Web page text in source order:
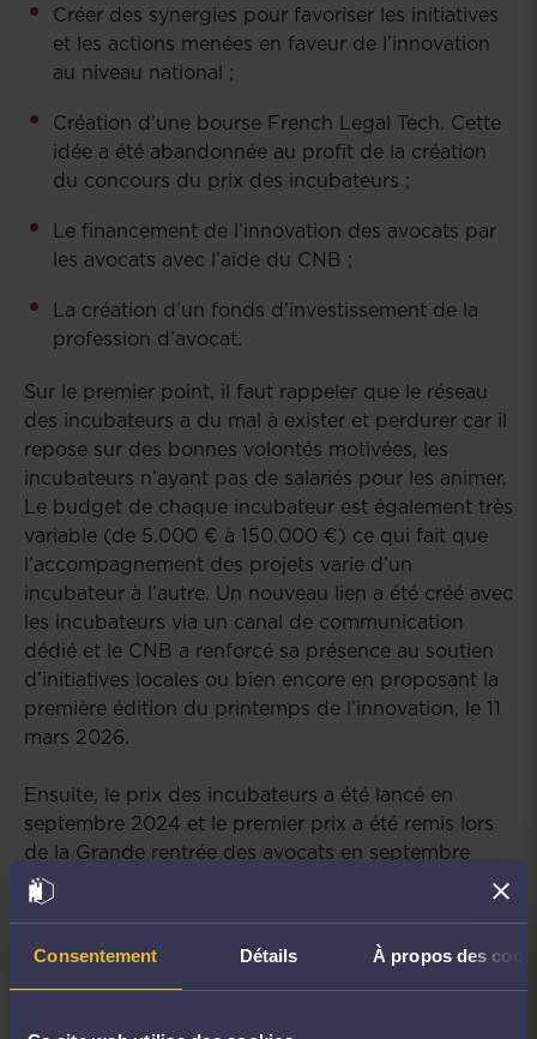
Consentement Détails À propos des
Créer des synergies pour favoriser les initiatives
et les actions menées en faveur de l’innovation
au niveau national ;
Création d’une bourse French Legal Tech. Cette
idée a été abandonnée au profit de la création
du concours du prix des incubateurs ;
Le financement de l’innovation des avocats par
les avocats avec l’aide du CNB ;
La création d’un fonds d’investissement de la
profession d’avocat.
Sur le premier point, il faut rappeler que le réseau
des incubateurs a du mal à exister et perdurer car il
repose sur des bonnes volontés motivées, les
incubateurs n’ayant pas de salariés pour les animer.
Le budget de chaque incubateur est également très
variable (de 5.000 € à 150.000 €) ce qui fait que
l’accompagnement des projets varie d’un
incubateur à l’autre. Un nouveau lien a été créé avec
les incubateurs via un canal de communication
dédié et le CNB a renforcé sa présence au soutien
d’initiatives locales ou bien encore en proposant la
première édition du printemps de l’innovation, le 11
mars 2026.
Ensuite, le prix des incubateurs a été lancé en
septembre 2024 et le premier prix a été remis lors
de la Grande rentrée des avocats en septembre
2025. Pour la première édition du concours, huit
équipes ont postulé à parité entre Paris et la
province (Aix-en-Provence, Lyon, Marseille-Nantes
et Montpellier). Deux prix ont été remis : le prix des
incubateurs au projet BAMMA (https://bamma.fr/)